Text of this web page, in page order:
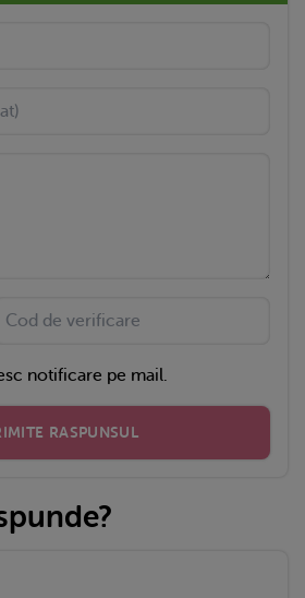
notificare pe mail.
RASPUNSUL